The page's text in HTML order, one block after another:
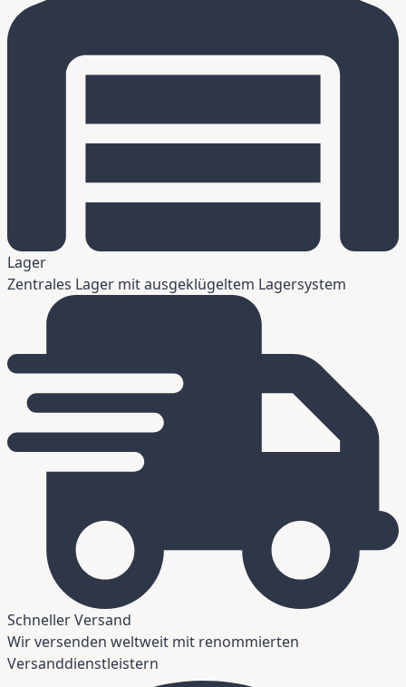
Lager
Zentrales Lager mit ausgeklügeltem Lagersystem
Schneller Versand
Wir versenden weltweit mit renommierten
Versanddienstleistern